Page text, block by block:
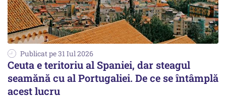
Publicat pe 31 Iul 2026
Ceuta e teritoriu al Spaniei, dar steagul
seamănă cu al Portugaliei. De ce se întâmplă
acest lucru